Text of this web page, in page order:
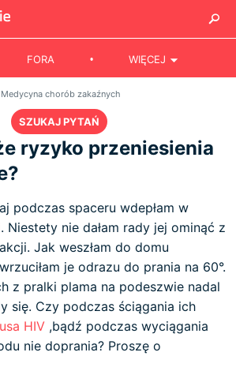
FORA WIĘCEJ
Medycyna chorób zakaźnych
SZUKAJ PYTAŃ
ryzyko przeniesienia
podczas spaceru wdepłam w
. Niestety nie dałam rady jej ominąć z
Jak weszłam do domu
je odrazu do prania na 60°.
z pralki plama na podeszwie nadal
się. Czy podczas ściągania ich
HIV ,bądź podczas wyciągania
nie doprania? Proszę o